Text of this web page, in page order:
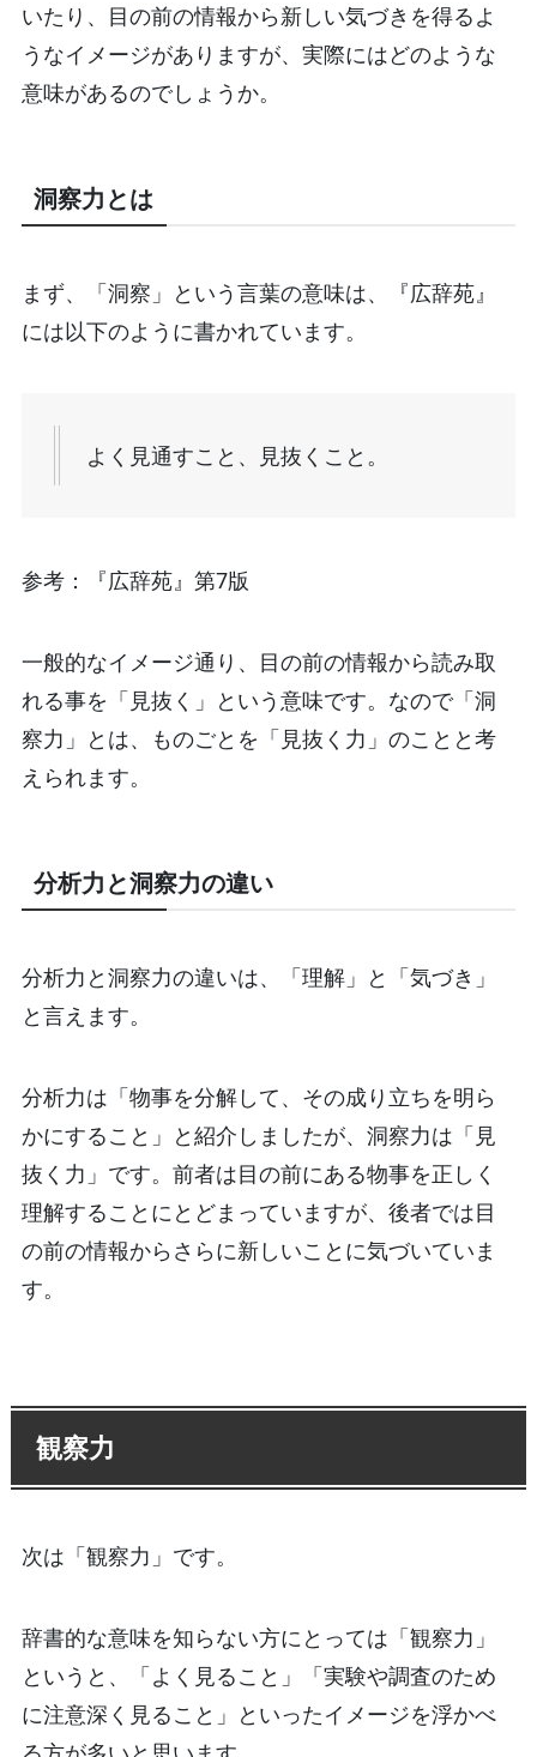
いたり、目の前の情報から新しい気づきを得るよ
うなイメージがありますが、実際にはどのような
意味があるのでしょうか。
洞察力とは
まず、「洞察」という言葉の意味は、『広辞苑』
には以下のように書かれています。
よく見通すこと、見抜くこと。
参考：『広辞苑』第7版
一般的なイメージ通り、目の前の情報から読み取
れる事を「見抜く」という意味です。なので「洞
察力」とは、ものごとを「見抜く力」のことと考
えられます。
分析力と洞察力の違い
分析力と洞察力の違いは、「理解」と「気づき」
と言えます。
分析力は「物事を分解して、その成り立ちを明ら
かにすること」と紹介しましたが、洞察力は「見
抜く力」です。前者は目の前にある物事を正しく
理解することにとどまっていますが、後者では目
の前の情報からさらに新しいことに気づいていま
す。
観察力
次は「観察力」です。
辞書的な意味を知らない方にとっては「観察力」
というと、「よく見ること」「実験や調査のため
に注意深く見ること」といったイメージを浮かべ